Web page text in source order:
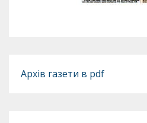
Архів газети в pdf